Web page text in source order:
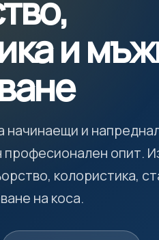
и
начинаещи и
опит.
колористика,
на коса.